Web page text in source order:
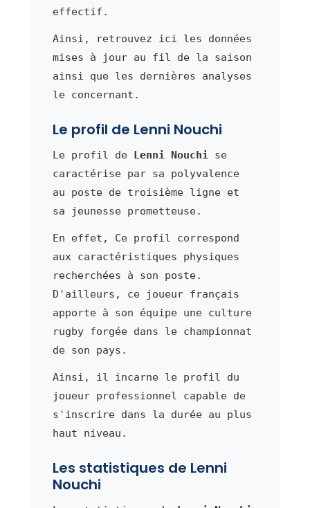
effectif.
Ainsi, retrouvez ici les données
mises à jour au fil de la saison
ainsi que les dernières analyses
le concernant.
Le profil de Lenni Nouchi
Le profil de Lenni Nouchise
caractérise par sa polyvalence
au poste de troisième ligne et
sa jeunesse prometteuse.
En effet, Ce profil correspond
aux caractéristiques physiques
recherchées à son poste.
D'ailleurs, ce joueur français
apporte à son équipe une culture
rugby forgée dans le championnat
de son pays.
Ainsi, il incarne le profil du
joueur professionnel capable de
s'inscrire dans la durée au plus
haut niveau.
Les statistiques de Lenni
Nouchi